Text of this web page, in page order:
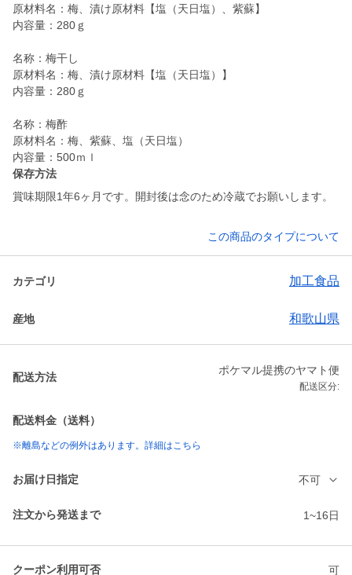
原材料名：梅、漬け原材料【塩（天日塩）、紫蘇】
内容量：280ｇ
名称：梅干し
原材料名：梅、漬け原材料【塩（天日塩）】
内容量：280ｇ
名称：梅酢
原材料名：梅、紫蘇、塩（天日塩）
保存方法
賞味期限1年6ヶ月です。開封後は念のため冷蔵でお願いします。
この商品のタイプについて
カテゴリ 加工食品
産地 和歌山県
配送方法
ポケマル提携のヤマト便
配送区分:
配送料金（送料）
※離島などの例外はあります。詳細はこちら
お届け日指定 不可
注文から発送まで 1~16日
クーポン利用可否 可